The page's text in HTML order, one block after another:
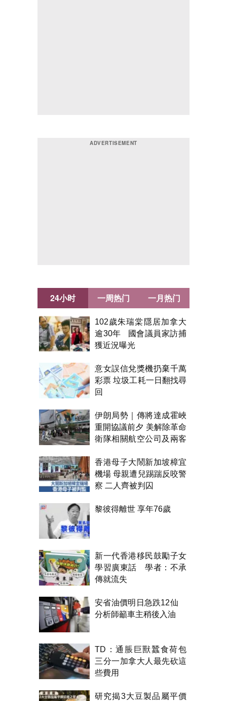
24小时
102歲朱瑞棠隱居加拿大
逾30年 國會議員家訪捕
獲近況曝光
意女誤信兌獎機扔棄千萬
彩票 垃圾工耗一日翻找尋
回
伊朗局勢｜傳將達成霍峽
重開協議前夕 美解除革命
衛隊相關航空公司及兩客
香港母子大鬧新加坡樟宜
機場 母親遭兒踢踹反咬警
察 二人齊被判囚
黎彼得離世 享年76歲
新一代香港移民鼓勵子女
學習廣東話 學者：不承
傳就流失
安省油價明日急跌12仙
分析師籲車主稍後入油
TD：通脹巨獸蠶食荷包
三分一加拿大人最先砍這
些費用
研究揭3大豆製品屬平價
一周热门 一月热门